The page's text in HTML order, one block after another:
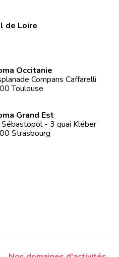
de Loire
Occitanie
Compans Caffarelli
Toulouse
Grand Est
Sébastopol - 3 quai Kléber
Strasbourg